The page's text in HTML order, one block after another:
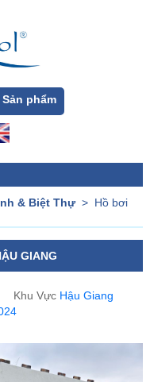
phẩm
& Biệt Thự> Hồ bơi
GIANG
Khu Vực Hậu Giang